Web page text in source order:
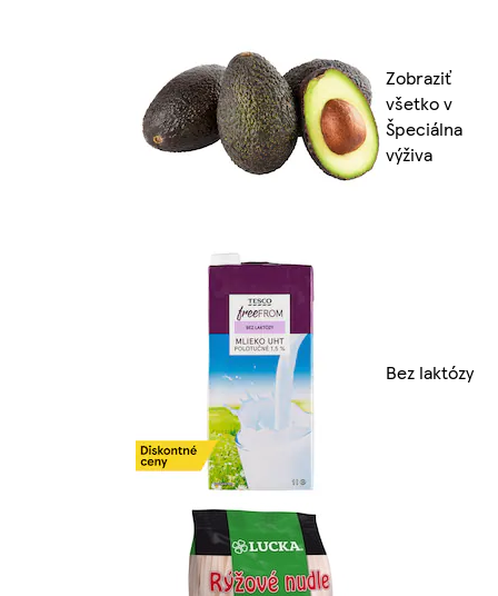
Zobraziť
všetko v
Špeciálna
výživa
Bez laktózy